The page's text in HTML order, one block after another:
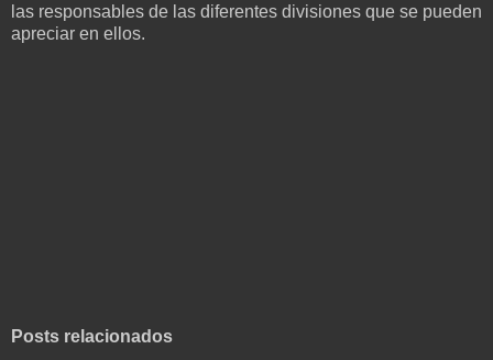
las responsables de las diferentes divisiones que se pueden
apreciar en ellos.
Posts relacionados